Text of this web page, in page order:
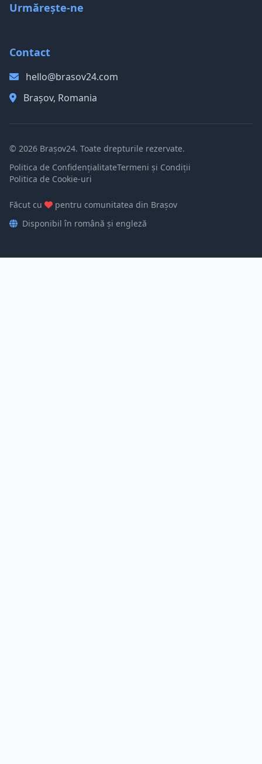
Urmărește-ne
Contact
hello@brasov24.com
Brașov, Romania
© 2026 Brașov24. Toate drepturile rezervate.
Politica de ConfidențialitateTermeni și Condiții
Politica de Cookie-uri
Făcut cu
pentru comunitatea din Brașov
Disponibil în română și engleză